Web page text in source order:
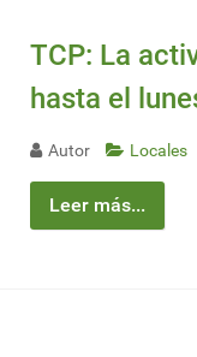
TCP: La
hasta el
Autor Locales
Leer más...